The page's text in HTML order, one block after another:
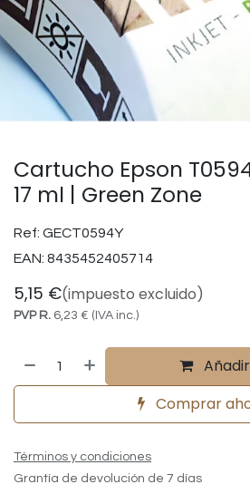
Cartucho Epson
17 ml | Green Zone
Ref: GECT0594Y
EAN: 8435452405714
5,15 €(impuesto excluido)
PVP R. 6,23 € (IVA inc.)
Comprar
Términos y condiciones
Grantía de devolución de 7 días